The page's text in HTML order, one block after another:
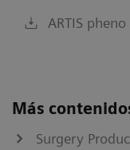
ARTIS
Más
Surgery